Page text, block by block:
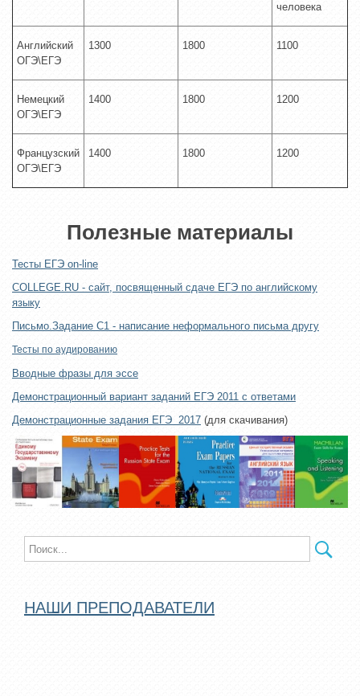
человека
Английский
ОГЭ\ЕГЭ
1300 1800 1100
Немецкий
ОГЭ\ЕГЭ
1400 1800 1200
Французский
ОГЭ\ЕГЭ
1400 1800 1200
Полезные материалы
Тесты ЕГЭ on-line
COLLEGE.RU - сайт, посвященный сдаче ЕГЭ по английскому
языку
Письмо.Задание С1 - написание неформального письма другу
Тесты по аудированию
Вводные фразы для эссе
Демонстрационный вариант заданий ЕГЭ 2011 с ответами
Демонстрационные задания ЕГЭ 2017 (для скачивания)
НАШИ ПРЕПОДАВАТЕЛИ